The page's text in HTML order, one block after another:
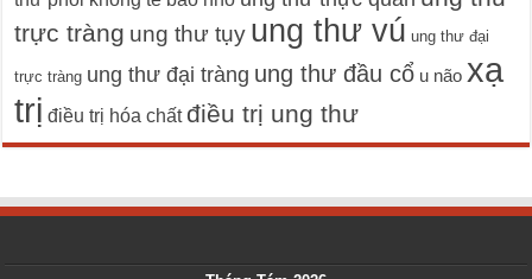
trực tràng ung thư tụy ung thư vú ung thư đại
trực tràng ung thư đại tràng ung thư đầu cổ u não xạ
trị điều trị hóa chất điều trị ung thư